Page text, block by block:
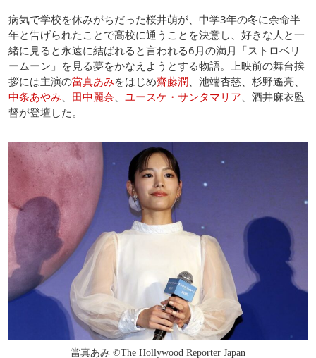
病気で学校を休みがちだった桜井萌が、中学3年の冬に余命半
年と告げられたことで高校に通うことを決意し、好きな人と一
緒に見ると永遠に結ばれると言われる6月の満月「ストロベリ
ームーン」を見る夢をかなえようとする物語。上映前の舞台挨
拶には主演の當真あみをはじめ齋藤潤 、池端杏慈、杉野遙亮、
中条あやみ
田中麗奈 ユースケ・サンタマリア 、酒井麻衣監
督が登壇した。
當真あみ ©︎The Hollywood Reporter Japan